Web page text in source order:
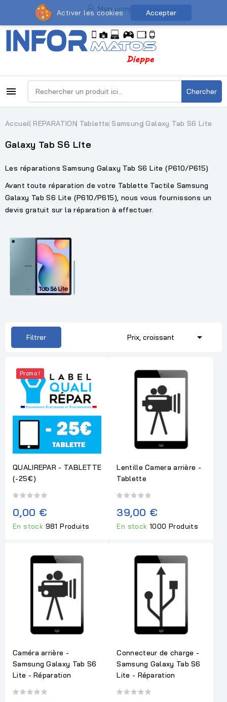
Mon compte
 Chercher
Accueil REPARATION Tablette Samsung Galaxy Tab S6 Lite
Galaxy Tab S6 Lite
Les réparations Samsung Galaxy Tab S6 Lite (P610/P615)
Avant toute réparation de votre Tablette Tactile Samsung
Galaxy Tab S6 Lite (P610/P615), nous vous fournissons un
devis gratuit sur la réparation à effectuer.
Filtrer Prix, croissant 
Promo !
QUALIREPAR - TABLETTE
(-25€)
0,00 €
En stock 981 Produits
Lentille Camera arrière -
Tablette
39,00 €
En stock1000 Produits
Caméra arrière -
Samsung Galaxy Tab S6
Lite - Réparation
Connecteur de charge -
Samsung Galaxy Tab S6
Lite - Réparation
Activer les cookies Accepter